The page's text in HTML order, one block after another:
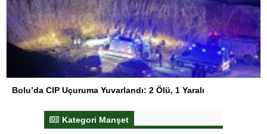
Bolu’da CIP Uçuruma Yuvarlandı: 2 Ölü, 1 Yaralı
Kategori Manşet